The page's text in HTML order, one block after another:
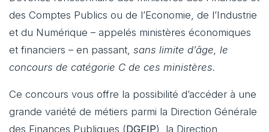
des Comptes Publics ou de l’Economie, de l’Industrie
et du Numérique – appelés ministères économiques
et financiers – en passant, sans limite d’âge, le
concours de catégorie C de ces ministères.
Ce concours vous offre la possibilité d’accéder à une
grande variété de métiers parmi la Direction Générale
des Finances Publiques (DGFIP), la Direction